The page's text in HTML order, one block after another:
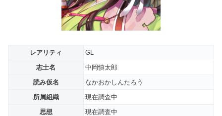
レアリティ
GL
志士名
中岡慎太郎
読み仮名
なかおかしんたろう
所属組織
現在調査中
思想
現在調査中